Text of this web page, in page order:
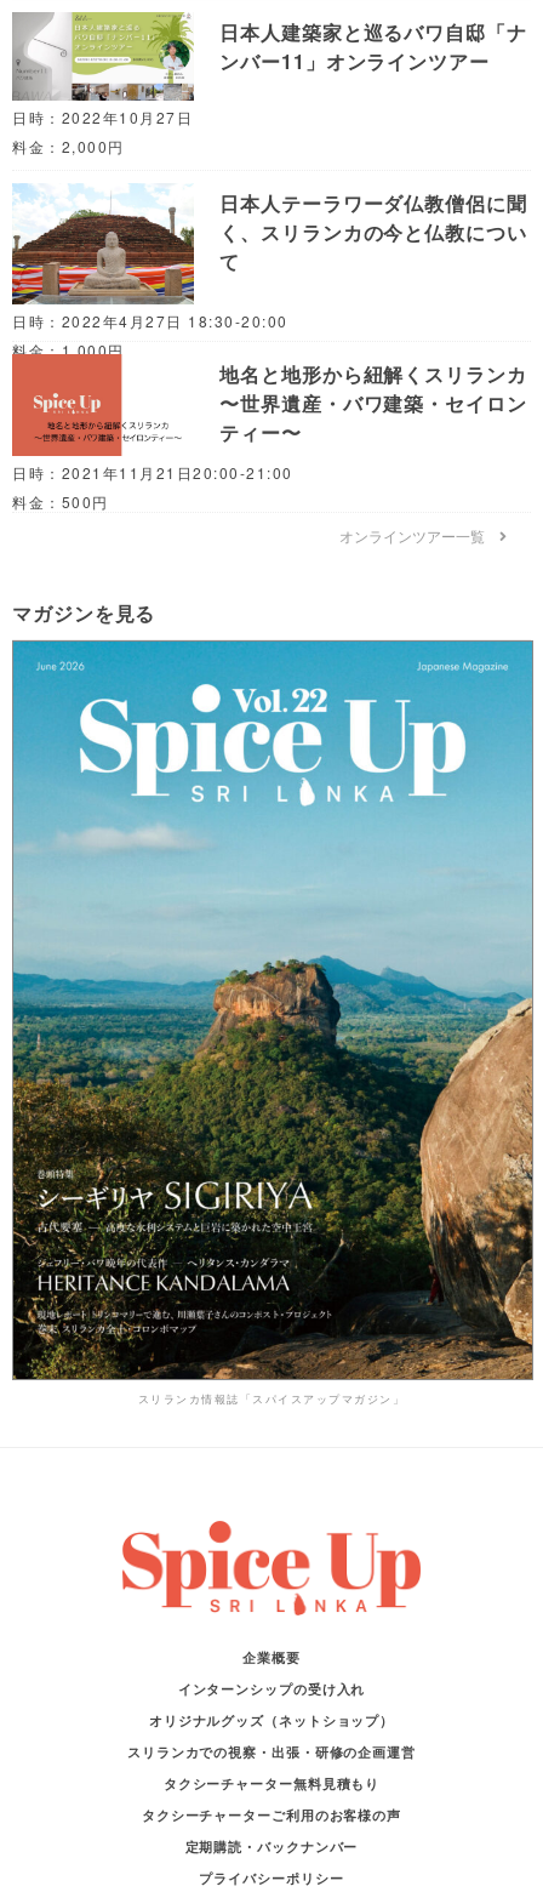
日本人建築家と巡るバワ自邸「ナ
ンバー11」オンラインツアー
日時：2022年10月27日
料金：2,000円
日本人テーラワーダ仏教僧侶に聞
く、スリランカの今と仏教につい
て
日時：2022年4月27日 18:30-20:00
料金：1,000円
地名と地形から紐解くスリランカ
〜世界遺産・バワ建築・セイロン
ティー〜
日時：2021年11月21日20:00-21:00
料金：500円
オンラインツアー一覧
マガジンを見る
スリランカ情報誌「スパイスアップマガジン」
企業概要
インターンシップの受け入れ
オリジナルグッズ（ネットショップ）
スリランカでの視察・出張・研修の企画運営
タクシーチャーター無料見積もり
タクシーチャーターご利用のお客様の声
定期購読・バックナンバー
プライバシーポリシー